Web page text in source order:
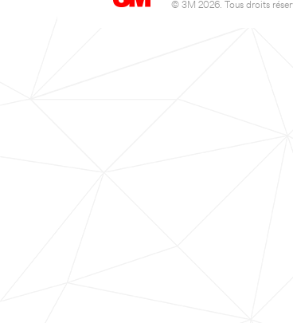
© 3M 2026. Tous droits